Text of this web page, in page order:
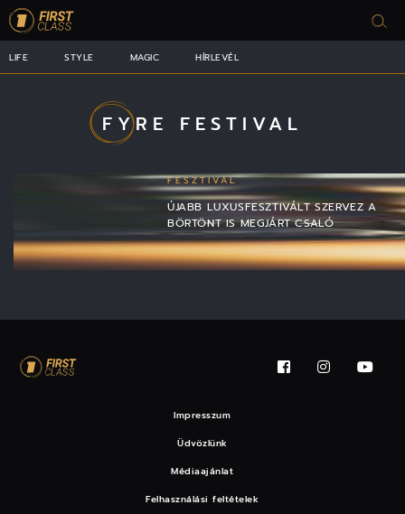
LIFE STYLE MAGIC HÍRLEVÉL
FYRE FESTIVAL
FESZTIVÁL
ÚJABB LUXUSFESZTIVÁLT SZERVEZ A
BÖRTÖNT IS MEGJÁRT CSALÓ
Impresszum
Üdvözlünk
Médiaajánlat
Felhasználási feltételek